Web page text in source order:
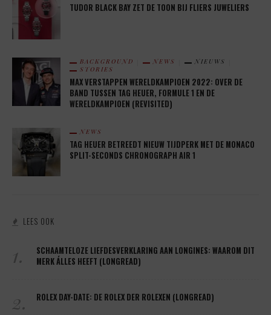
TUDOR BLACK BAY ZET DE TOON BIJ FLIERS JUWELIERS
BACKGROUND NEWS
NIEUWS
STORIES
MAX VERSTAPPEN WERELDKAMPIOEN 2022: OVER DE
BAND TUSSEN TAG HEUER, FORMULE 1 EN DE
WERELDKAMPIOEN (REVISITED)
NEWS
TAG HEUER BETREEDT NIEUW TIJDPERK MET DE MONACO
SPLIT-SECONDS CHRONOGRAPH AIR 1
LEES OOK
1.
SCHAAMTELOZE LIEFDESVERKLARING AAN LONGINES: WAAROM DIT
MERK ÁLLES HEEFT (LONGREAD)
2. ROLEX DAY-DATE: DE ROLEX DER ROLEXEN (LONGREAD)